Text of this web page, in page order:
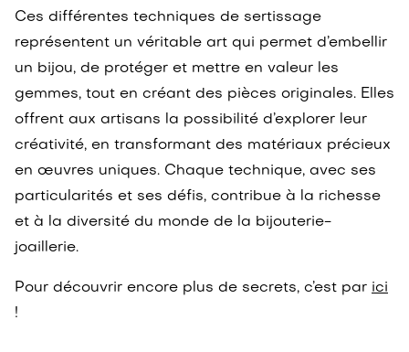
Ces différentes techniques de sertissage
représentent un véritable art qui permet d’embellir
un bijou, de protéger et mettre en valeur les
gemmes, tout en créant des pièces originales. Elles
offrent aux artisans la possibilité d’explorer leur
créativité, en transformant des matériaux précieux
en œuvres uniques. Chaque technique, avec ses
particularités et ses défis, contribue à la richesse
et à la diversité du monde de la bijouterie-
joaillerie.
Pour découvrir encore plus de secrets, c’est par ici
!